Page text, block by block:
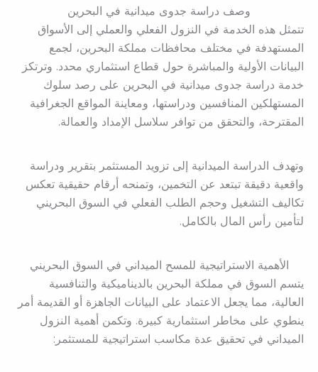
وصف دراسة جدوى ميدانية في البحرين
تتمثل هذه الخدمة في النزول الفعلي والعملي إلى الأسواق
المستهدفة في مختلف محافظات مملكة البحرين، لجمع
البيانات الأولية والمباشرة حول قطاع استثماري محدد. وترتكز
خدمة دراسة جدوى ميدانية في البحرين على رصد سلوك
المستهلكين المنافسين ودراستها، ومعاينة المواقع الجغرافية
المقترحة، والتحقق من توافر سلاسل الإمداد والعمالة.
وتهدف الدراسة الميدانية إلى تزويد المستثمر بتقرير ودراسة
واقعية دقيقة تبتعد عن التخمين، وتمنحه أرقام حقيقية تعكس
تكاليف التشغيل وحجم الطلب الفعلي في السوق البحريني
لتأمين رأس المال بالكامل.
الأهمية الاستراتيجية للمسح الميداني في السوق البحريني
يتسم السوق في مملكة البحرين بالديناميكية والتنافسية
العالية، مما يجعل الاعتماد على البيانات الجاهزة أو القديمة أمر
ينطوي على مخاطر استثمارية كبيرة. وتكمن أهمية النزول
الميداني في تحقيق عدة مكاسب استراتيجية للمستثمر: